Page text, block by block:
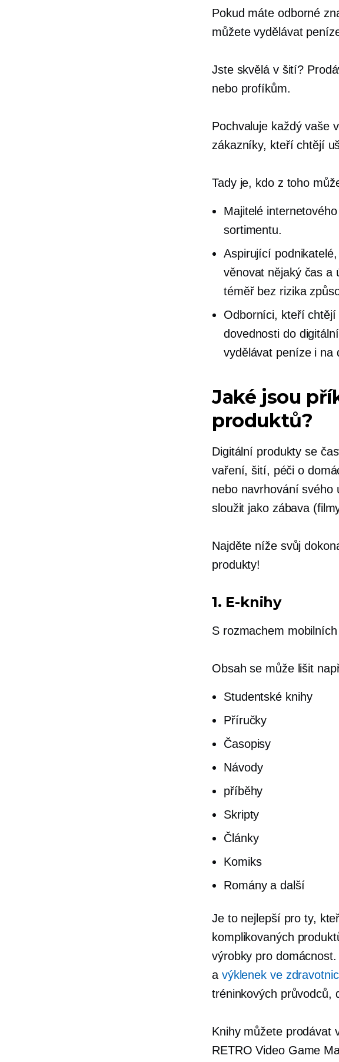
Pokud máte odborné
můžete vydělávat
Jste skvělá v šití?
nebo profíkům.
Pochvaluje každý vaše
zákazníky, kteří chtějí
Tady je, kdo z toho
Majitelé
sortimentu.
Aspirující
věnovat nějaký čas
téměř bez rizika
Odborníci, kteří
dovednosti do
vydělávat peníze i na
Jaké jsou
produktů?
Digitální produkty se
vaření, šití, péči o
nebo navrhování
sloužit jako zábava
Najděte níže svůj
produkty!
1. E-knihy
S rozmachem
Obsah se může lišit
Studentské knihy
Příručky
Časopisy
Návody
příběhy
Skripty
Články
Komiks
Romány a další
Je to nejlepší pro ty,
komplikovaných
výrobky pro
a výklenek ve
tréninkových průvodců,
Knihy můžete prodávat
RETRO Video Game